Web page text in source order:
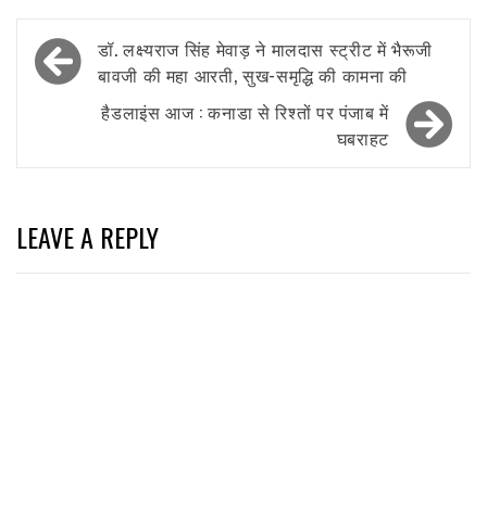
Post
navigation
डॉ. लक्ष्यराज सिंह मेवाड़ ने मालदास स्ट्रीट में भैरूजी
बावजी की महा आरती, सुख-समृद्धि की कामना की
हैडलाइंस आज : कनाडा से रिश्तों पर पंजाब में
घबराहट
LEAVE A REPLY